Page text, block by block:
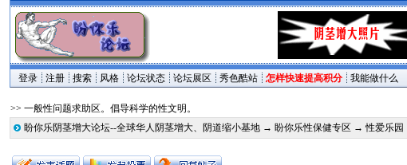
登录 注册 搜索 风格 论坛状态 论坛展区 秀色酷站 怎样快速提高积分 我能做什么
>> 一般性问题求助区。倡导科学的性文明。
盼你乐阴茎增大论坛--全球华人阴茎增大、阴道缩小基地 → 盼你乐性保健专区 →性爱乐园